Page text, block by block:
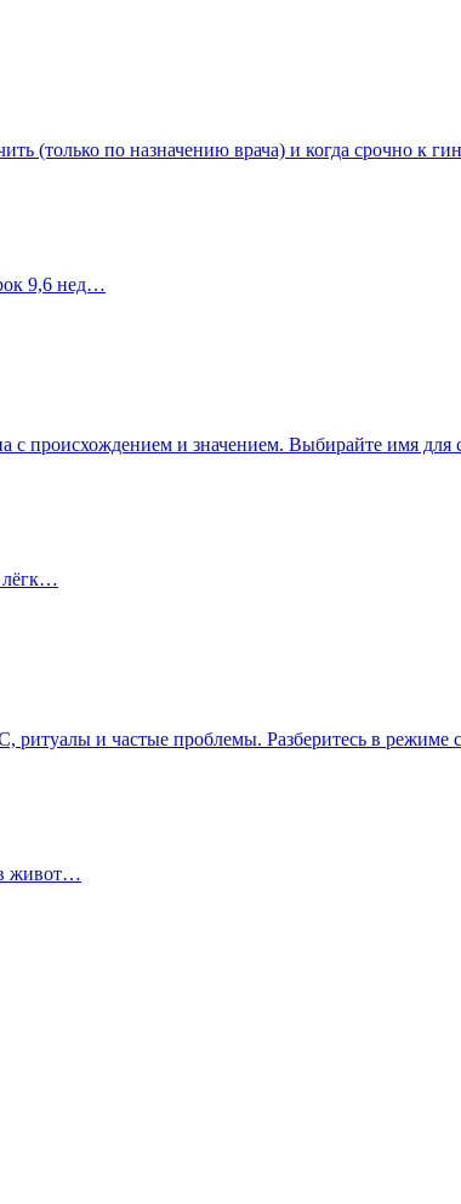
(только по назначению врача) и когда срочно к
9,6 нед…
с происхождением и значением. Выбирайте имя для
лёгк…
и частые проблемы. Разберитесь в режиме
в живот…